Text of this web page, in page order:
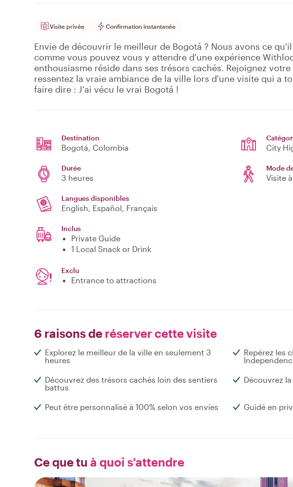
Visite privée Confirmation instantanée
Envie de découvrir le meilleur de Bogotá ? Nous avons ce
comme vous pouvez vous y attendre d'une expérience
enthousiasme réside dans ses trésors cachés. Rejoignez
ressentez la vraie ambiance de la ville lors d'une visite qui a
faire dire : J'ai vécu le vrai Bogotá !
Destination
Bogotá, Colombia City
Durée
3 heures
Mode
Visite
Langues disponibles
English, Español, Français
Inclus
Private Guide
1 Local Snack or Drink
Exclu
Entrance to attractions
6 raisons de réserver cette visite
Explorez le meilleur de la ville en seulement 3
heures
Repérez les
Découvrez des trésors cachés loin des sentiers
battus
Découvrez
Peut être personnalisé à 100% selon vos envies Guidé en
Ce que tu à quoi s'attendre